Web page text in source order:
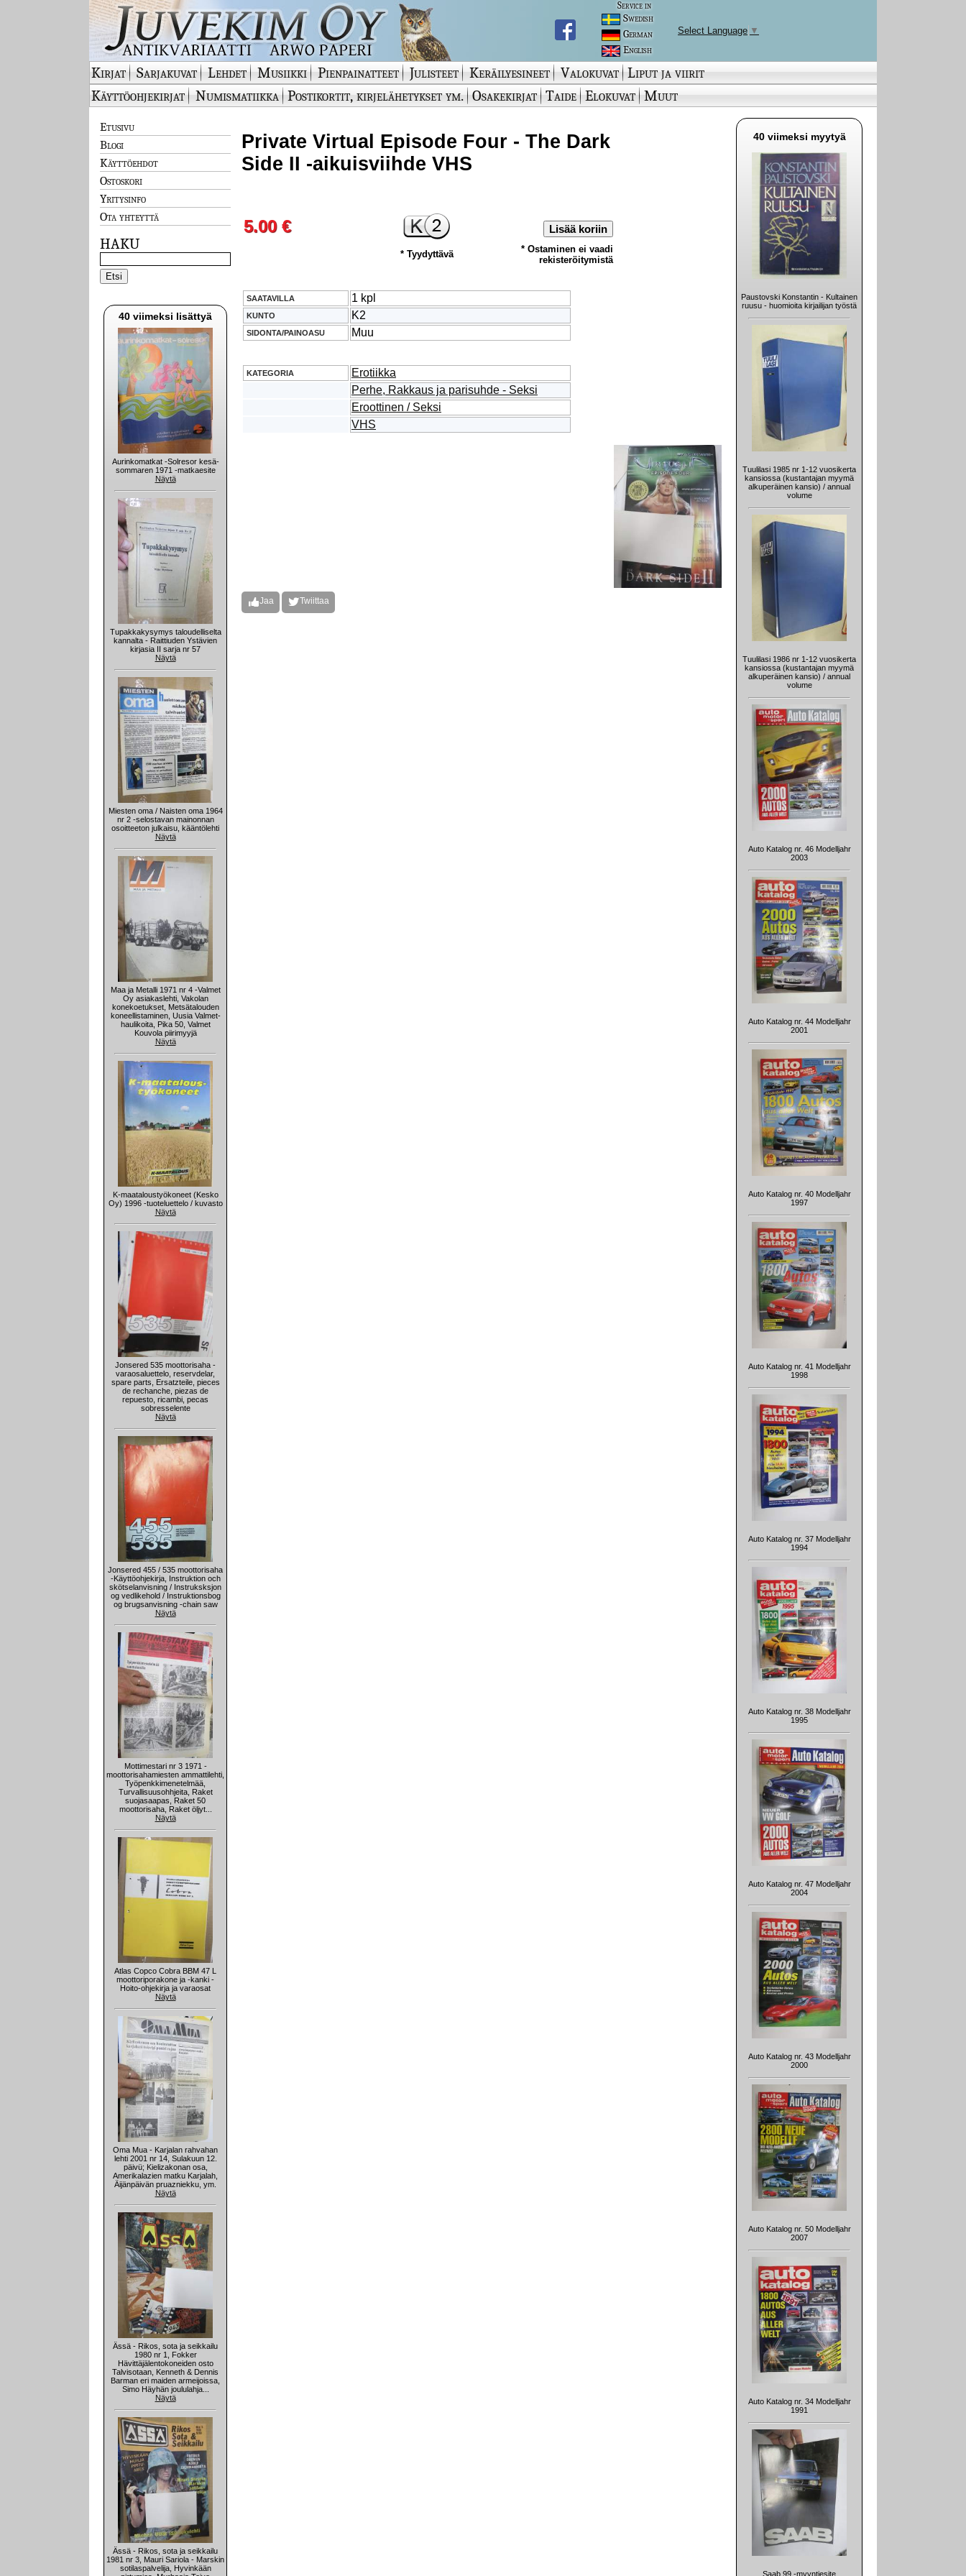
Service in
Swedish
German
English
Select Language ▼
Kirjat Sarjakuvat Lehdet Musiikki Pienpainatteet Julisteet Keräilyesineet Valokuvat Liput ja viirit
Käyttöohjekirjat
Numismatiikka Postikortit, kirjelähetykset ym. Osakekirjat Taide Elokuvat Muut
Etusivu
Blogi
Käyttöehdot
Ostoskori
Yritysinfo
Ota yhteyttä
HAKU
40 viimeksi lisättyä
Aurinkomatkat -Solresor kesä-
sommaren 1971 -matkaesite
Näytä
Tupakkakysymys taloudelliselta
kannalta - Raittiuden Ystävien
kirjasia II sarja nr 57
Näytä
Miesten oma / Naisten oma 1964
nr 2 -selostavan mainonnan
osoitteeton julkaisu, kääntölehti
Näytä
Maa ja Metalli 1971 nr 4 -Valmet
Oy asiakaslehti, Vakolan
konekoetukset, Metsätalouden
koneellistaminen, Uusia Valmet-
haulikoita, Pika 50, Valmet
Kouvola piirimyyjä
Näytä
K-maataloustyökoneet (Kesko
Oy) 1996 -tuoteluettelo / kuvasto
Näytä
Jonsered 535 moottorisaha -
varaosaluettelo, reservdelar,
spare parts, Ersatzteile, pieces
de rechanche, piezas de
repuesto, ricambi, pecas
sobresselente
Näytä
Jonsered 455 / 535 moottorisaha
-Käyttöohjekirja, Instruktion och
skötselanvisning / Instruksksjon
og vedlikehold / Instruktionsbog
og brugsanvisning -chain saw
Näytä
Mottimestari nr 3 1971 -
moottorisahamiesten ammattilehti,
Työpenkkimenetelmää,
Turvallisuusohhjeita, Raket
suojasaapas, Raket 50
moottorisaha, Raket öljyt...
Näytä
Atlas Copco Cobra BBM 47 L
moottoriporakone ja -kanki -
Hoito-ohjekirja ja varaosat
Näytä
Oma Mua - Karjalan rahvahan
lehti 2001 nr 14, Sulakuun 12.
päivü; Kielizakonan osa,
Amerikalazien matku Karjalah,
Äijänpäivän pruazniekku, ym.
Näytä
Ässä - Rikos, sota ja seikkailu
1980 nr 1, Fokker
Hävittäjälentokoneiden osto
Talvisotaan, Kenneth & Dennis
Barman eri maiden armeijoissa,
Simo Häyhän joululahja...
Näytä
Ässä - Rikos, sota ja seikkailu
1981 nr 3, Mauri Sariola - Marskin
sotilaspalvelija, Hyvinkään
Private Virtual Episode Four - The Dark
Side II -aikuisviihde VHS
5.00 € Lisää koriin
* Tyydyttävä
* Ostaminen ei vaadi
rekisteröitymistä
SAATAVILLA 1 kpl
KUNTO K2
SIDONTA/PAINOASU Muu
KATEGORIA
Erotiikka
Perhe, Rakkaus ja parisuhde - Seksi
Eroottinen / Seksi
VHS
Jaa Twiittaa
40 viimeksi myytyä
Paustovski Konstantin - Kultainen
ruusu - huomioita kirjailijan työstä
Tuulilasi 1985 nr 1-12 vuosikerta
kansiossa (kustantajan myymä
alkuperäinen kansio) / annual
volume
Tuulilasi 1986 nr 1-12 vuosikerta
kansiossa (kustantajan myymä
alkuperäinen kansio) / annual
volume
Auto Katalog nr. 46 Modelljahr
2003
Auto Katalog nr. 44 Modelljahr
2001
Auto Katalog nr. 40 Modelljahr
1997
Auto Katalog nr. 41 Modelljahr
1998
Auto Katalog nr. 37 Modelljahr
1994
Auto Katalog nr. 38 Modelljahr
1995
Auto Katalog nr. 47 Modelljahr
2004
Auto Katalog nr. 43 Modelljahr
2000
Auto Katalog nr. 50 Modelljahr
2007
Auto Katalog nr. 34 Modelljahr
1991
Saab 99 -myyntiesite